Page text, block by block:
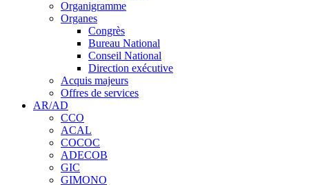
Organigramme
Organes
Congrès
Bureau National
Conseil National
Direction exécutive
Acquis majeurs
Offres de services
AR/AD
CCO
ACAL
COCOC
ADECOB
GIC
GIMONO